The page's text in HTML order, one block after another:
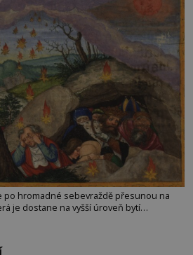
po hromadné sebevraždě přesunou na
je dostane na vyšší úroveň bytí…